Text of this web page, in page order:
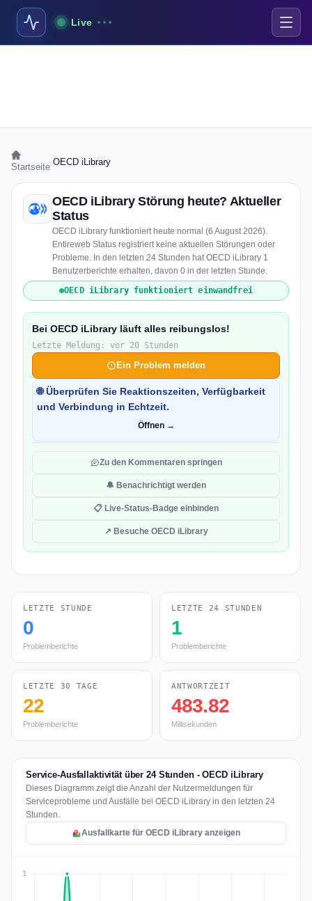
Live
Startseite OECD iLibrary
OECD iLibrary Störung heute? Aktueller
Status
OECD iLibrary funktioniert heute normal (6 August 2026).
Entireweb Status registriert keine aktuellen Störungen oder
Probleme. In den letzten 24 Stunden hat OECD iLibrary 1
Benutzerberichte erhalten, davon 0 in der letzten Stunde.
OECD iLibrary funktioniert einwandfrei
Bei OECD iLibrary läuft alles reibungslos!
Letzte Meldung: vor 20 Stunden
Ein Problem melden
🌐 Überprüfen Sie Reaktionszeiten, Verfügbarkeit
und Verbindung in Echtzeit.
Öffnen →
Zu den Kommentaren springen
🔔 Benachrichtigt werden
📋 Live-Status-Badge einbinden
↗ Besuche OECD iLibrary
LETZTE STUNDE
0
Problemberichte
LETZTE 24 STUNDEN
1
Problemberichte
LETZTE 30 TAGE
22
Problemberichte
ANTWORTZEIT
483.82
Millisekunden
Service-Ausfallaktivität über 24 Stunden - OECD iLibrary
Dieses Diagramm zeigt die Anzahl der Nutzermeldungen für
Serviceprobleme und Ausfälle bei OECD iLibrary in den letzten 24
Stunden.
Ausfallkarte für OECD iLibrary anzeigen